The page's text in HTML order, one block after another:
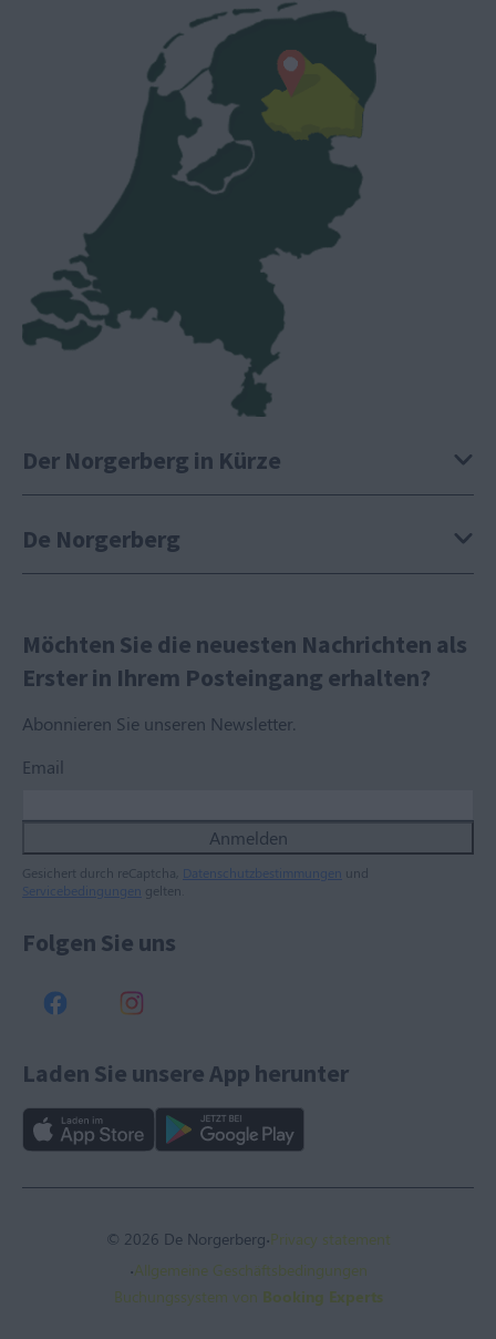
Der Norgerberg in Kürze
De Norgerberg
Möchten Sie die neuesten Nachrichten als
Erster in Ihrem Posteingang erhalten?
Abonnieren Sie unseren Newsletter.
Email
Anmelden
Gesichert durch reCaptcha, Datenschutzbestimmungen und
Servicebedingungen gelten.
Folgen Sie uns
Laden Sie unsere App herunter
© 2026 De Norgerberg·Privacy statement
·Allgemeine Geschäftsbedingungen
Buchungssystem von Booking Experts